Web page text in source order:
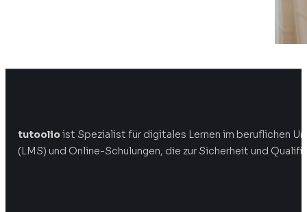
tutoolioist Spezialist für digitales Lernen im beruflichen
(LMS) und Online-Schulungen, die zur Sicherheit und